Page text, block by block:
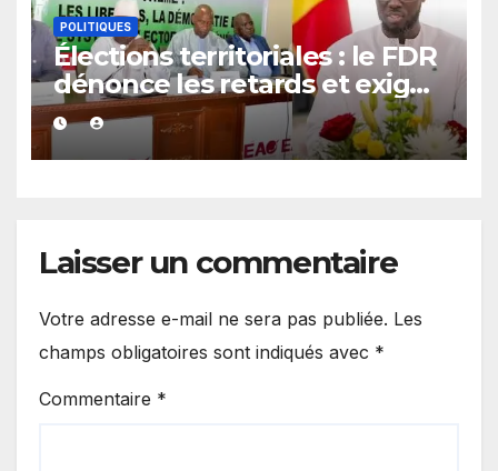
POLITIQUES
Élections territoriales : le FDR
dénonce les retards et exige
un calendrier électoral précis
Laisser un commentaire
Votre adresse e-mail ne sera pas publiée. Les
champs obligatoires sont indiqués avec *
Commentaire *